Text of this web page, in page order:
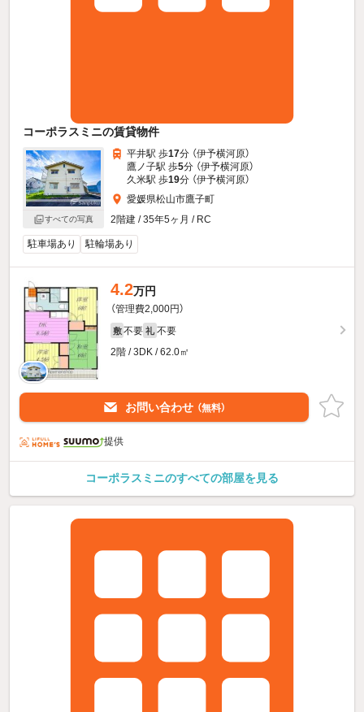
コーポラスミニの賃貸物件
すべての写真
平井駅 歩17分 （伊予横河原）
鷹ノ子駅 歩5分 （伊予横河原）
久米駅 歩19分 （伊予横河原）
愛媛県松山市鷹子町
2階建 / 35年5ヶ月 / RC
駐車場あり 駐輪場あり
4.2万円
（管理費2,000円）
敷 不要 礼 不要
2階 / 3DK / 62.0㎡
お問い合わせ （無料）
提供
コーポラスミニのすべての部屋を見る